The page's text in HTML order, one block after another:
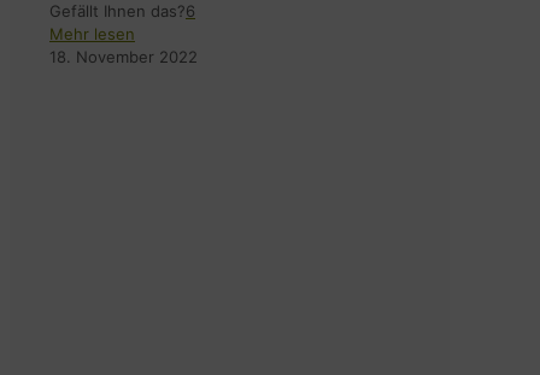
Gefällt Ihnen das?6
Mehr lesen
18. November 2022